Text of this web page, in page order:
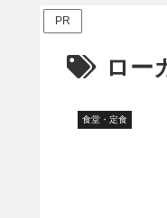
PR
ロー
食堂・定食